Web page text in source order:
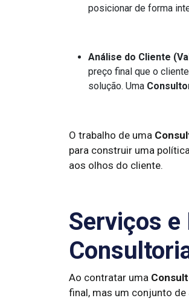
posicionar de forma
Análise do Cliente
preço final que o
solução. Uma
O trabalho de uma
para construir uma
aos olhos do cliente.
Serviços e
Ao contratar uma
final, mas um conjunto